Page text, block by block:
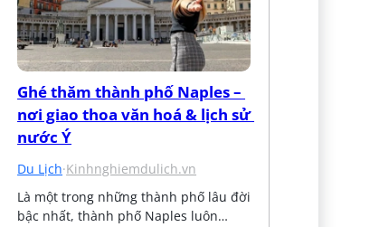
Ghé thăm thành phố Naples –
nơi giao thoa văn hoá & lịch sử
nước Ý
Du Lịch·Kinhnghiemdulich.vn
Là một trong những thành phố lâu đời
bậc nhất, thành phố Naples luôn…